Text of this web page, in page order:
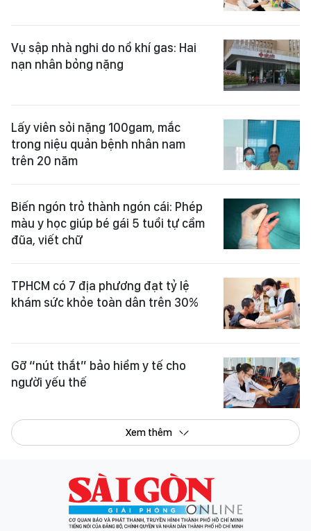
Vụ sập nhà nghi do nổ khí gas: Hai
nạn nhân bỏng nặng
Lấy viên sỏi nặng 100gam, mắc
trong niệu quản bệnh nhân nam
trên 20 năm
Biến ngón trỏ thành ngón cái: Phép
màu y học giúp bé gái 5 tuổi tự cầm
đũa, viết chữ
TPHCM có 7 địa phương đạt tỷ lệ
khám sức khỏe toàn dân trên 30%
Gỡ “nút thắt” bảo hiểm y tế cho
người yếu thế
Xem thêm